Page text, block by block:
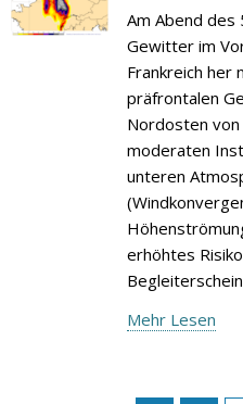
Am Abend des
Gewitter im
Frankreich her
präfrontalen
Nordosten von
moderaten
unteren
erhöhtes
Mehr Lesen